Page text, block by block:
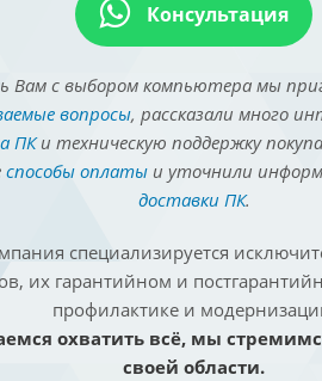
Консультация
Вам с выбором компьютера мы
вопросы, рассказали много
ПКи техническую поддержку
способы оплатыи уточнили
доставки ПК.
специализируется
их гарантийном и
профилактике и
охватить всё, мы
своей области.